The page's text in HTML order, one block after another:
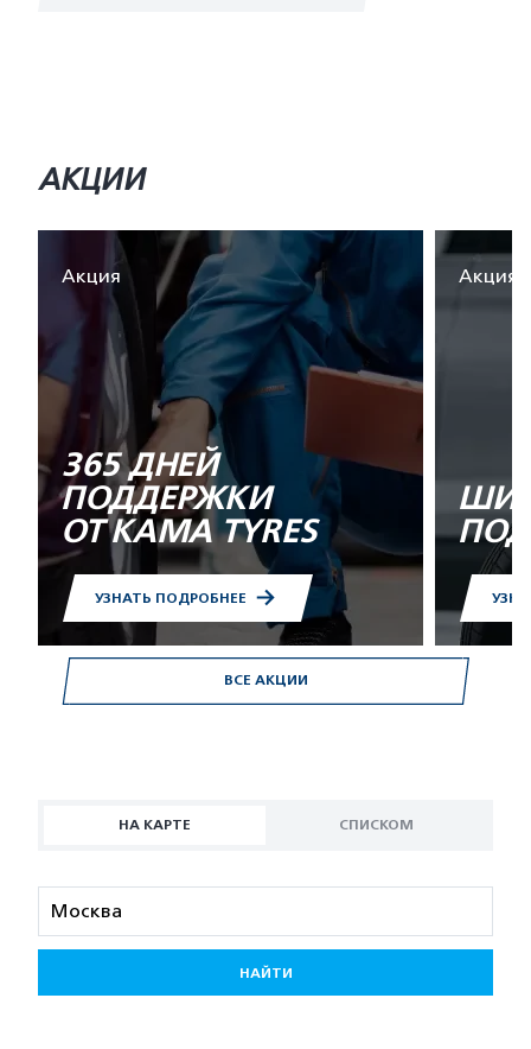
ВСЕ АКЦИИ
АКЦИИ
Акция
365 ДНЕЙ
ПОДДЕРЖКИ
ОТ KAMA TYRES
УЗНАТЬ ПОДРОБНЕЕ
Акция
НА КАРТЕ СПИСКОМ
НАЙТИ